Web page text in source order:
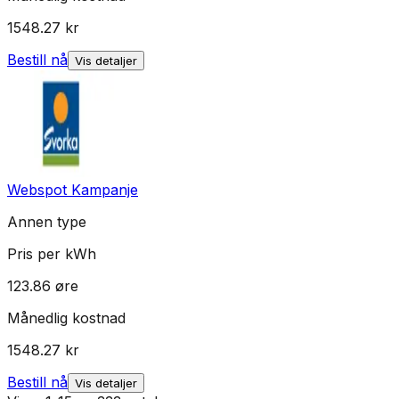
1548.27 kr
Bestill nå Vis detaljer
Webspot Kampanje
Annen type
Pris per kWh
123.86 øre
Månedlig kostnad
1548.27 kr
Bestill nå Vis detaljer